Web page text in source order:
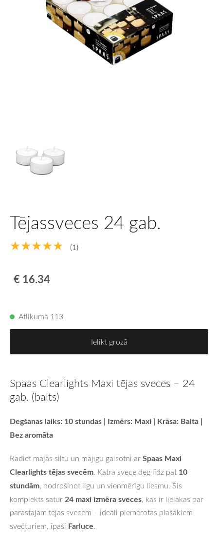
Tējassveces 24 gab.
★★★★★ (1)
€ 16.34
Atlikumā 113
Ielikt grozā
Spaas Clearlights Maxi tējas sveces – 24
gab. (balts)
Degšanas laiks: 10 stundas | Izmērs: Maxi | Krāsa: Balta |
Bez aromāta
Radiet mājās siltu un mājīgu gaisotni arSpaas Maxi
Clearlights tējas svecēm. Katra svece deg līdz pat 10
stundām, nodrošinot ilgu un vienmērīgu liesmu. Šis
komplekts satur24 maxi izmēra sveces, kas ir lielākas par
parastajām tējas svecēm – ideāli piemērotas plašākiem
svečturiem, īpaši Farluce.